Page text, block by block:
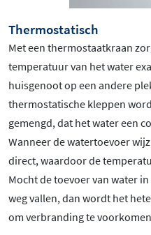
Thermostatisch
Met een thermostaatkraan
temperatuur van het water
huisgenoot op een andere
thermostatische kleppen
gemengd, dat het water een
Wanneer de watertoevoer
direct, waardoor de
Mocht de toevoer van water
weg vallen, dan wordt het
om verbranding te